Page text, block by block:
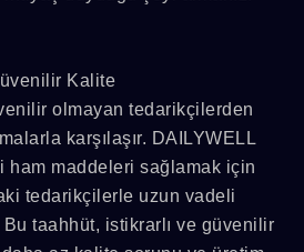
Kalite
olmayan tedarikçilerden
karşılaşır. DAILYWELL
ham maddeleri sağlamak için
tedarikçilerle uzun vadeli
taahhüt, istikrarlı ve güvenilir